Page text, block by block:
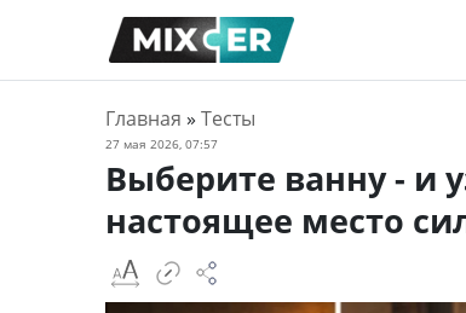
Главная » Тесты
27 мая 2026, 07:57
Выберите ванну - и
настоящее место